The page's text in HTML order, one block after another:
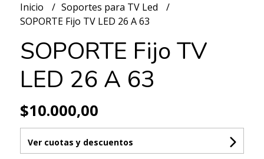
Inicio
Soportes para TV Led
SOPORTE Fijo TV LED 26 A 63
SOPORTE Fijo TV
LED 26 A 63
$10.000,00
Ver cuotas y descuentos